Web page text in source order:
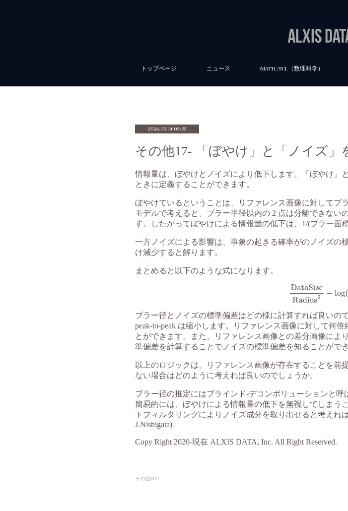
トップページ ニュース MATH./SCI.（数理科学）
2024.05.14 05:35
その他17- 「ぼやけ」と「ノイズ」
その他(31)